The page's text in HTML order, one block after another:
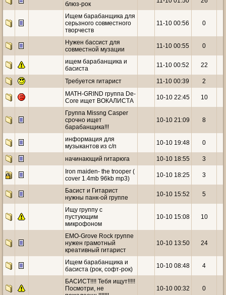
блюз-рок
Ищем барабанщика для
серьзного совместного
творчеств
11-10 00:56 0
Нужен басcист для
совместной музации
11-10 00:55 0
ищем барабанщика и
басиста
11-10 00:52 22
Требуется гитарист 11-10 00:39 2
MATH-GRIND группа De-
Core ищет ВОКАЛИСТА
10-10 22:45 10
Группа Missng Casper
срочно ищет
барабанщика!!!
10-10 21:09 8
информация для
музыкантов из с/п
10-10 19:48 0
начинающий гитарюга 10-10 18:55 3
Iron maiden- the trooper (
cover 1.4mb 96kb mp3)
10-10 18:25 3
Басист и Гитарист
нужны панк-ой группе
10-10 15:52 5
Ищу группу с
пустующим
микрофоном
10-10 15:08 10
EMO-Grove Rock группе
нужен грамотный
креативный гитарист
10-10 13:50 24
Ищем барабанщика и
басиста (рок, софт-рок)
10-10 08:48 4
БАСИСТ!!!! Тебя ищут!!!!!
Посмотри, не
10-10 00:32 0